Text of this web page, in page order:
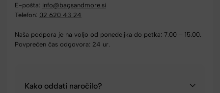
E-pošta: info@bagsandmore.si
Telefon: 02 620 43 24
Naša podpora je na voljo od ponedeljka do petka: 7.00 – 15.00.
Povprečen čas odgovora: 24 ur.
Kako oddati naročilo?